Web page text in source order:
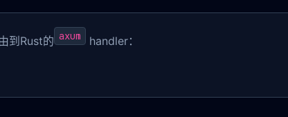
到Rust的 axum handler：